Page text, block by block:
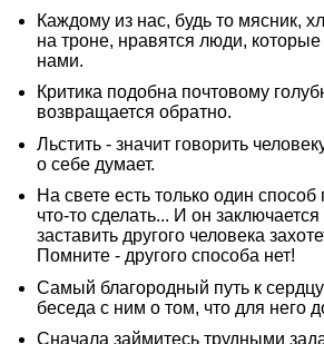
Каждому из нас, будь то мясник,
на троне, нравятся люди,
нами.
Критика подобна почтовому
возвращается обратно.
Льстить - значит говорить
о себе думает.
На свете есть только один способ
что-то сделать... И он
заставить другого человека
Помните - другого способа нет!
Самый благородный путь к
беседа с ним о том, что для него
Сначала займитесь трудными